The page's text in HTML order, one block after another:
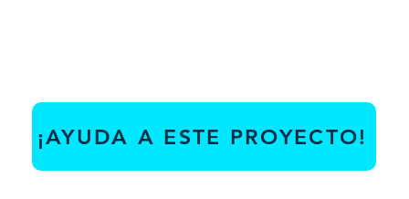
¡AYUDA A ESTE PROYECTO!